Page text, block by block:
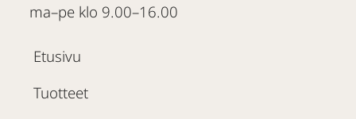
ma–pe klo 9.00–16.00
Etusivu
Tuotteet